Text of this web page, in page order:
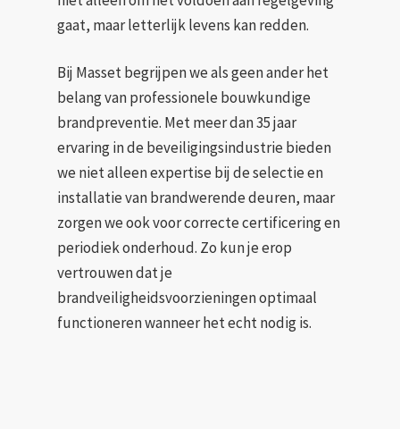
gaat, maar letterlijk levens kan redden.
Bij Masset begrijpen we als geen ander het
belang van professionele bouwkundige
brandpreventie. Met meer dan 35 jaar
ervaring in de beveiligingsindustrie bieden
we niet alleen expertise bij de selectie en
installatie van brandwerende deuren, maar
zorgen we ook voor correcte certificering en
periodiek onderhoud. Zo kun je erop
vertrouwen dat je
brandveiligheidsvoorzieningen optimaal
functioneren wanneer het echt nodig is.